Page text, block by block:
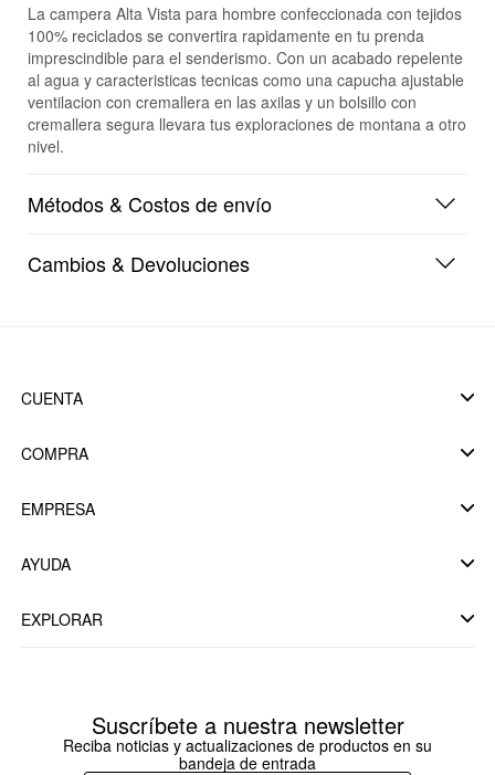
La campera Alta Vista para hombre confeccionada con tejidos
100% reciclados se convertira rapidamente en tu prenda
imprescindible para el senderismo. Con un acabado repelente
al agua y caracteristicas tecnicas como una capucha ajustable
ventilacion con cremallera en las axilas y un bolsillo con
cremallera segura llevara tus exploraciones de montana a otro
nivel.
Métodos & Costos de envío
Cambios & Devoluciones
CUENTA
COMPRA
EMPRESA
AYUDA
EXPLORAR
Suscríbete a nuestra newsletter
Reciba noticias y actualizaciones de productos en su
bandeja de entrada